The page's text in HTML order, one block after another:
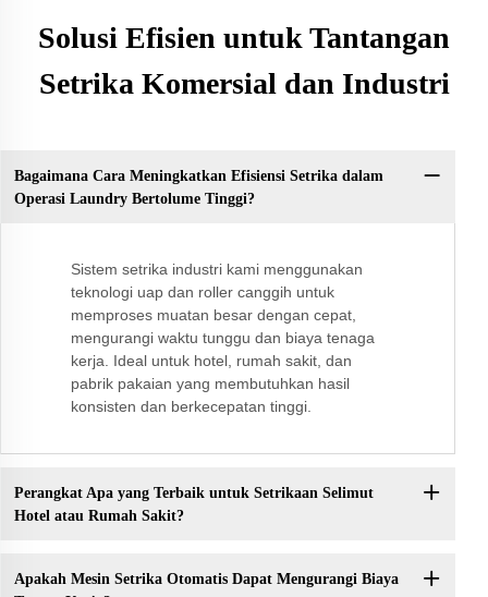
Solusi Efisien untuk Tantangan
Setrika Komersial dan Industri
Bagaimana Cara Meningkatkan Efisiensi Setrika dalam
Operasi Laundry Bertolume Tinggi?
Sistem setrika industri kami menggunakan
teknologi uap dan roller canggih untuk
memproses muatan besar dengan cepat,
mengurangi waktu tunggu dan biaya tenaga
kerja. Ideal untuk hotel, rumah sakit, dan
pabrik pakaian yang membutuhkan hasil
konsisten dan berkecepatan tinggi.
Perangkat Apa yang Terbaik untuk Setrikaan Selimut
Hotel atau Rumah Sakit?
Apakah Mesin Setrika Otomatis Dapat Mengurangi Biaya